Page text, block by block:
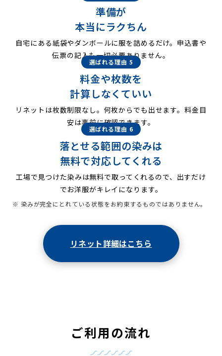
準備が
本当にラクちん
自宅にある紙袋やダンボールに服を詰めるだけ。申込書や
伝票の記入も一切必要ありません。
選ばれる理由 5
料金や枚数を
計算しなくていい
リネットは枚数制限なし。何枚からでも出せます。料金目
安は事前に確認できます。
選ばれる理由 6
落とせる範囲の染みは
無料で対応してくれる
工場で見つけた染みは無料で取ってくれるので、出すだけ
でお洋服がキレイになります。
※ 染みが完全にとれている状態をお約束するものではありません。
リネット詳細はこちら
ご利用の流れ